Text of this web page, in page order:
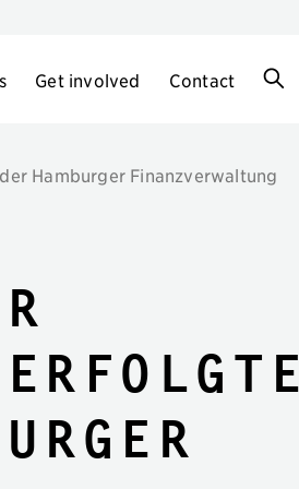
Get involved Contact
Hamburger Finanzverwaltung